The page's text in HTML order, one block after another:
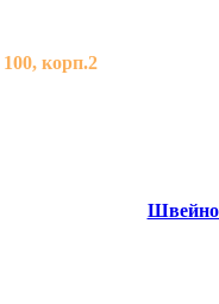
100, корп.2